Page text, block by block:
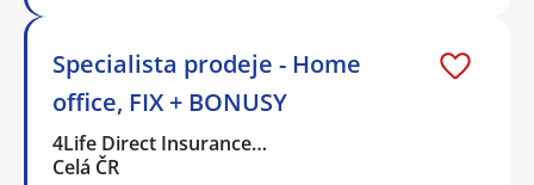
Specialista prodeje - Home
office, FIX + BONUSY
4Life Direct Insurance…
Celá ČR